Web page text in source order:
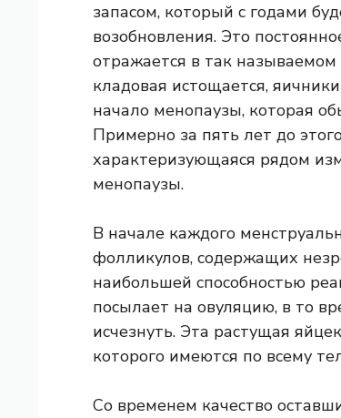
запасом, который с годами
возобновления. Это
отражается в так называемом
кладовая истощается,
начало менопаузы, которая
Примерно за пять лет до
характеризующаяся рядом
менопаузы.
В начале каждого
фолликулов, содержащих
наибольшей способностью
посылает на овуляцию, в то
исчезнуть. Эта растущая
которого имеются по всему
Со временем качество